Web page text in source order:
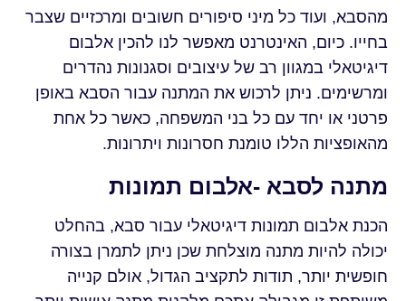
מהסבא, ועוד כל מיני סיפורים חשובים ומרכזיים שצבר
בחייו. כיום, האינטרנט מאפשר לנו להכין אלבום
דיגיטאלי במגוון רב של עיצובים וסגנונות נהדרים
ומרשימים. ניתן לרכוש את המתנה עבור הסבא באופן
פרטני או יחד עם כל בני המשפחה, כאשר כל אחת
מהאופציות הללו טומנת חסרונות ויתרונות.
מתנה לסבא -אלבום תמונות
הכנת אלבום תמונות דיגיטאלי עבור סבא, בהחלט
יכולה להיות מתנה מוצלחת שכן ניתן לתמרן בצורה
חופשית יותר, תודות לתקציב הגדול, אולם קנייה